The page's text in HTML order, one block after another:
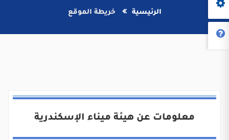
الرئيسية خريطة الموقع
معلومات عن هيئة ميناء الإسكندرية